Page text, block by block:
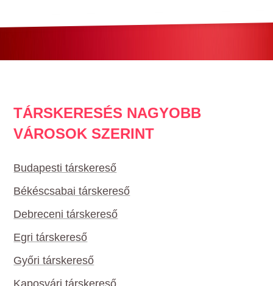
TÁRSKERESÉS NAGYOBB
VÁROSOK SZERINT
Budapesti társkereső
Békéscsabai társkereső
Debreceni társkereső
Egri társkereső
Győri társkereső
Kaposvári társkereső